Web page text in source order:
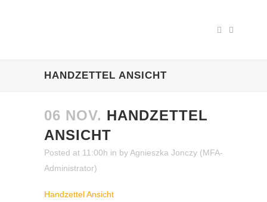
HANDZETTEL ANSICHT
06 NOV. HANDZETTEL
ANSICHT
Posted at 11:00h in byAgnieszka Jonczy (MFA-
Administrator)
Handzettel Ansicht